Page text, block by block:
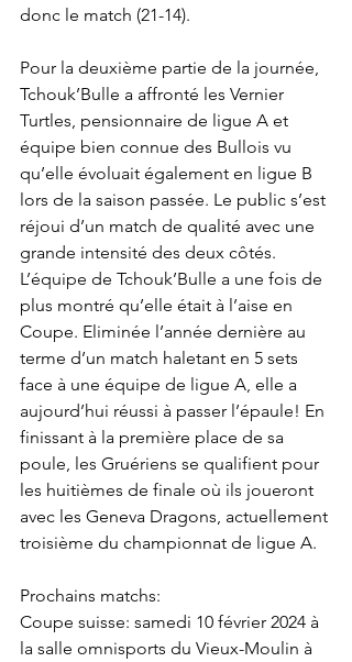
donc le match (21-14).
Pour la deuxième partie de la journée,
Tchouk’Bulle a affronté les Vernier
Turtles, pensionnaire de ligue A et
équipe bien connue des Bullois vu
qu’elle évoluait également en ligue B
lors de la saison passée. Le public s’est
réjoui d’un match de qualité avec une
grande intensité des deux côtés.
L’équipe de Tchouk’Bulle a une fois de
plus montré qu’elle était à l’aise en
Coupe. Eliminée l’année dernière au
terme d’un match haletant en 5 sets
face à une équipe de ligue A, elle a
aujourd’hui réussi à passer l’épaule! En
finissant à la première place de sa
poule, les Gruériens se qualifient pour
les huitièmes de finale où ils joueront
avec les Geneva Dragons, actuellement
troisième du championnat de ligue A.
Prochains matchs:
Coupe suisse: samedi 10 février 2024 à
la salle omnisports du Vieux-Moulin à